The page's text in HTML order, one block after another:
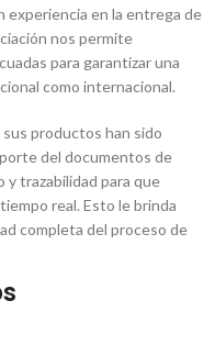
experiencia en la entrega de
nos permite
para garantizar una
como internacional.
sus productos han sido
del documentos de
trazabilidad para que
real. Esto le brinda
completa del proceso de